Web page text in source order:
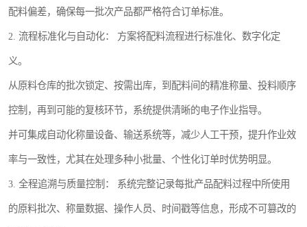
配料偏差，确保每一批次产品都严格符合订单标准。
2. 流程标准化与自动化： 方案将配料流程进行标准化、数字化定
义。
从原料仓库的批次锁定、按需出库，到配料间的精准称量、投料顺序
控制，再到可能的复核环节，系统提供清晰的电子作业指导。
并可集成自动化称量设备、输送系统等，减少人工干预，提升作业效
率与一致性，尤其在处理多种小批量、个性化订单时优势明显。
3. 全程追溯与质量控制： 系统完整记录每批产品配料过程中所使用
的原料批次、称量数据、操作人员、时间戳等信息，形成不可篡改的